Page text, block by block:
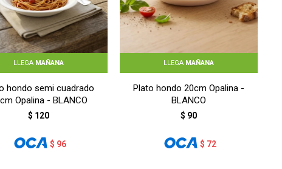
LLEGA MAÑANA
hondo semi cuadrado
Opalina - BLANCO
$ 120
$ 96
LLEGA MAÑANA
Plato hondo 20cm Opalina -
BLANCO
$ 90
$ 72